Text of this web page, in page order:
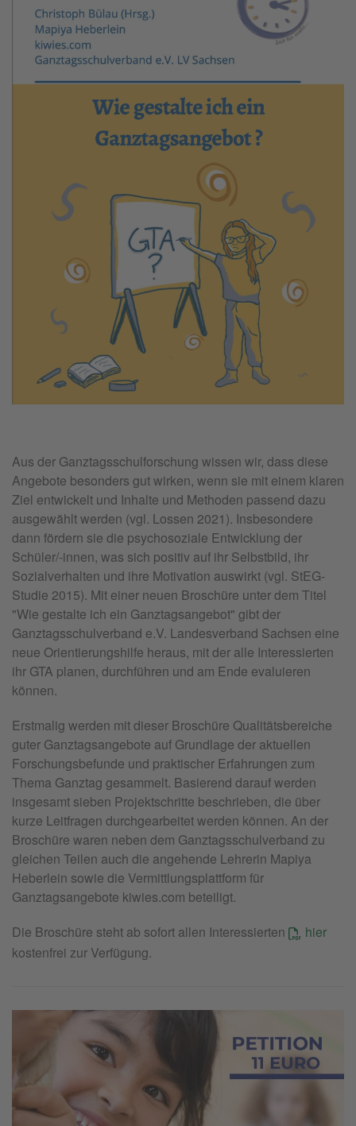
Aus der Ganztagsschulforschung wissen wir, dass diese
Angebote besonders gut wirken, wenn sie mit einem klaren
Ziel entwickelt und Inhalte und Methoden passend dazu
ausgewählt werden (vgl. Lossen 2021). Insbesondere
dann fördern sie die psychosoziale Entwicklung der
Schüler/-innen, was sich positiv auf ihr Selbstbild, ihr
Sozialverhalten und ihre Motivation auswirkt (vgl. StEG-
Studie 2015). Mit einer neuen Broschüre unter dem Titel
"Wie gestalte ich ein Ganztagsangebot" gibt der
Ganztagsschulverband e.V. Landesverband Sachsen eine
neue Orientierungshilfe heraus, mit der alle Interessierten
ihr GTA planen, durchführen und am Ende evaluieren
können.
Erstmalig werden mit dieser Broschüre Qualitätsbereiche
guter Ganztagsangebote auf Grundlage der aktuellen
Forschungsbefunde und praktischer Erfahrungen zum
Thema Ganztag gesammelt. Basierend darauf werden
insgesamt sieben Projektschritte beschrieben, die über
kurze Leitfragen durchgearbeitet werden können. An der
Broschüre waren neben dem Ganztagsschulverband zu
gleichen Teilen auch die angehende Lehrerin Mapiya
Heberlein sowie die Vermittlungsplattform für
Ganztagsangebote kiwies.com beteiligt.
Die Broschüre steht ab sofort allen Interessierten
hier
kostenfrei zur Verfügung.